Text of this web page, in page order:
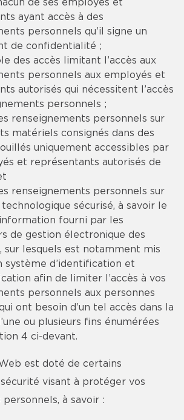
de ses employés et
ayant accès à des
personnels qu’il signe un
de confidentialité ;
des accès limitant l’accès aux
personnels aux employés et
autorisés qui nécessitent l’accès
personnels ;
renseignements personnels sur
matériels consignés dans des
uniquement accessibles par
et représentants autorisés de
renseignements personnels sur
sécurisé, à savoir le
fourni par les
de gestion électronique des
sur lesquels est notamment mis
système d’identification et
afin de limiter l’accès à vos
personnels aux personnes
ont besoin d’un tel accès dans la
ou plusieurs fins énumérées
4 ci-devant.
est doté de certains
visant à protéger vos
à savoir :